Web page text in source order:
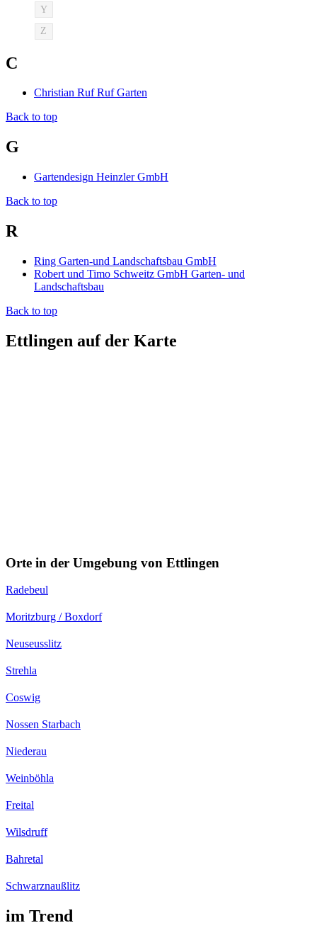
Y
Z
C
Christian Ruf Ruf Garten
Back to top
G
Gartendesign Heinzler GmbH
Back to top
R
Ring Garten-und Landschaftsbau GmbH
Robert und Timo Schweitz GmbH Garten- und
Landschaftsbau
Back to top
Ettlingen auf der Karte
Orte in der Umgebung von Ettlingen
Radebeul
Moritzburg / Boxdorf
Neuseusslitz
Strehla
Coswig
Nossen Starbach
Niederau
Weinböhla
Freital
Wilsdruff
Bahretal
Schwarznaußlitz
im Trend